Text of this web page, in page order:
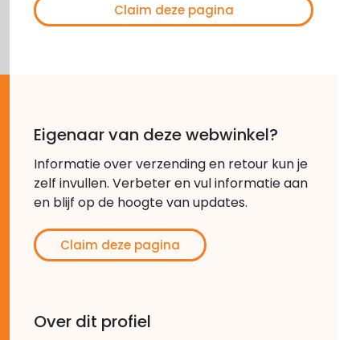
Claim deze pagina
Eigenaar van deze webwinkel?
Informatie over verzending en retour kun je
zelf invullen. Verbeter en vul informatie aan
en blijf op de hoogte van updates.
Claim deze pagina
Over dit profiel